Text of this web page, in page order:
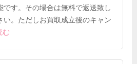
です。その場合は無料で返送致し
い。ただしお買取成立後のキャン
む